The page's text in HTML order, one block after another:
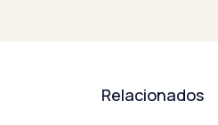
Relacionados